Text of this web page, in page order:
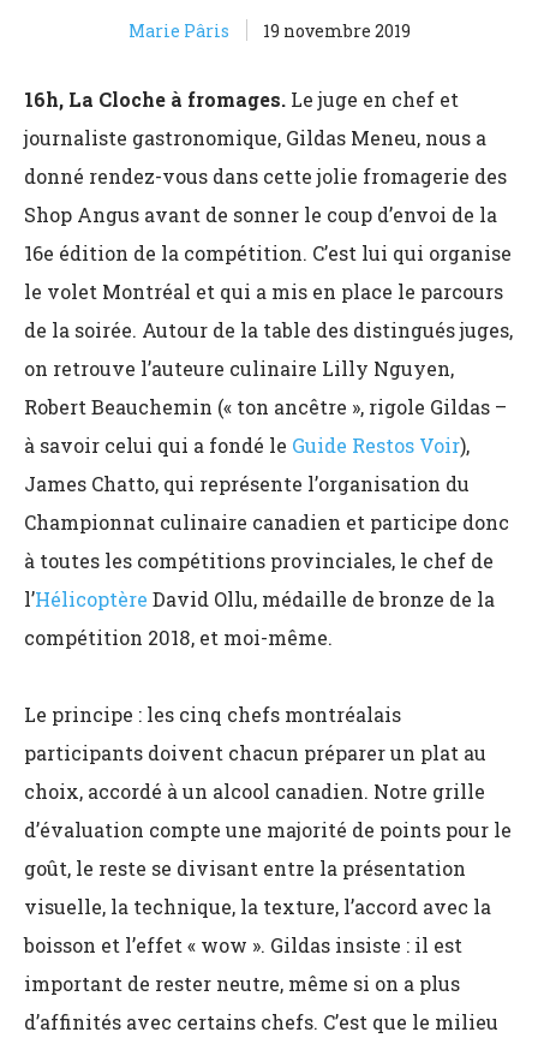
Marie Pâris 19 novembre 2019
16h, La Cloche à fromages. Le juge en chef et
journaliste gastronomique, Gildas Meneu, nous a
donné rendez-vous dans cette jolie fromagerie des
Shop Angus avant de sonner le coup d’envoi de la
16e édition de la compétition. C’est lui qui organise
le volet Montréal et qui a mis en place le parcours
de la soirée. Autour de la table des distingués juges,
on retrouve l’auteure culinaire Lilly Nguyen,
Robert Beauchemin (« ton ancêtre », rigole Gildas –
à savoir celui qui a fondé le Guide Restos Voir),
James Chatto, qui représente l’organisation du
Championnat culinaire canadien et participe donc
à toutes les compétitions provinciales, le chef de
l’Hélicoptère David Ollu, médaille de bronze de la
compétition 2018, et moi-même.
Le principe : les cinq chefs montréalais
participants doivent chacun préparer un plat au
choix, accordé à un alcool canadien. Notre grille
d’évaluation compte une majorité de points pour le
goût, le reste se divisant entre la présentation
visuelle, la technique, la texture, l’accord avec la
boisson et l’effet « wow ». Gildas insiste : il est
important de rester neutre, même si on a plus
d’affinités avec certains chefs. C’est que le milieu